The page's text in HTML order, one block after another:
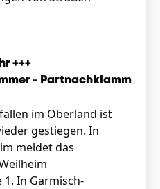
+++
- Partnachklamm
im Oberland ist
gestiegen. In
meldet das
In Garmisch-